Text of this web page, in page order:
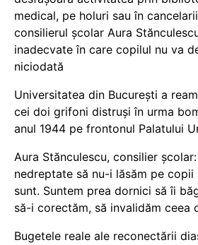
medical, pe holuri sau în
consilierul școlar Aura
inadecvate în care copilul nu va
niciodată
Universitatea din București a
cei doi grifoni distruși în urma
anul 1944 pe frontonul Palatului
Aura Stănculescu, consilier
nedreptate să nu-i lăsăm pe copii
sunt. Suntem prea dornici să îi
să-i corectăm, să invalidăm ceea
Bugetele reale ale reconectării